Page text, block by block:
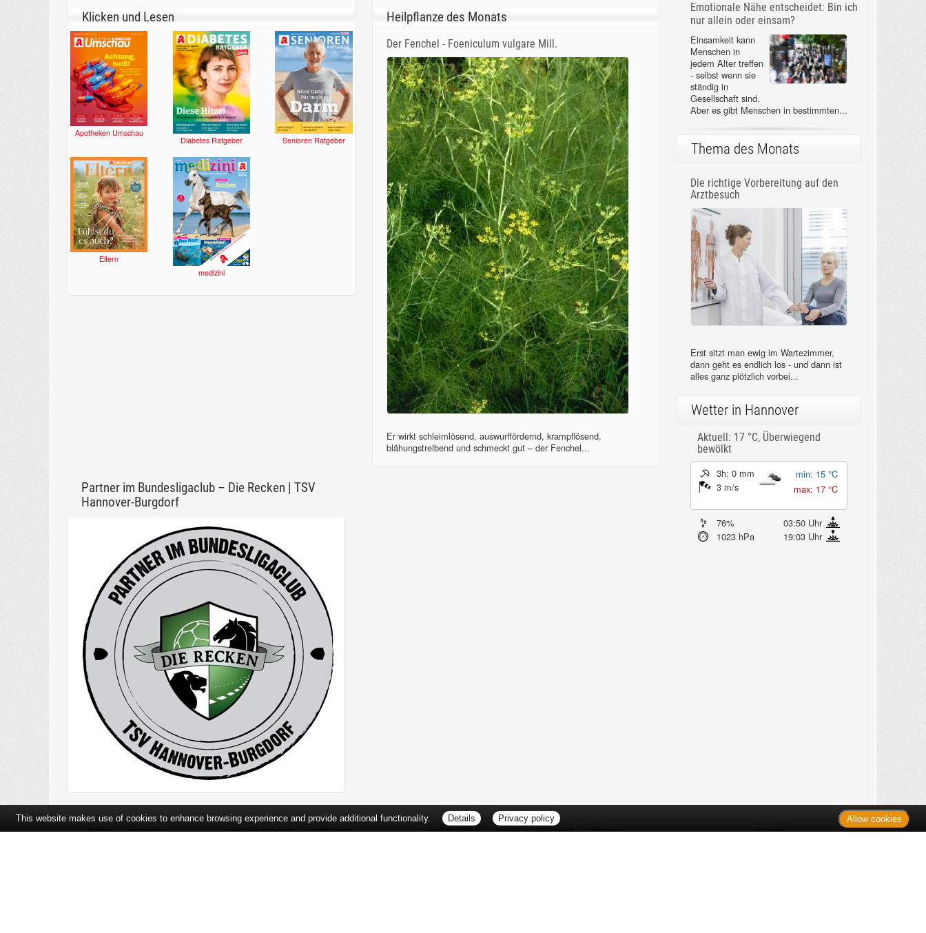
Klicken und Lesen
Apotheken Umschau
Diabetes Ratgeber Senioren Ratgeber
Eltern
medizini
Heilpflanze des Monats
Der Fenchel - Foeniculum vulgare Mill.
Er wirkt schleimlösend, auswurffördernd, krampflösend,
blähungstreibend und schmeckt gut – der Fenchel...
Partner im Bundesligaclub – Die Recken | TSV
Hannover-Burgdorf
Emotionale Nähe entscheidet: Bin ich
nur allein oder einsam?
Einsamkeit kann
Menschen in
jedem Alter treffen
- selbst wenn sie
ständig in
Gesellschaft sind.
Aber es gibt Menschen in bestimmten...
Thema des Monats
Die richtige Vorbereitung auf den
Arztbesuch
Erst sitzt man ewig im Wartezimmer,
dann geht es endlich los - und dann ist
alles ganz plötzlich vorbei...
Wetter in Hannover
Aktuell: 17 °C, Überwiegend
bewölkt
3h: 0 mm
3 m/s
min: 15 °C
max: 17 °C
76%
03:50 Uhr
1023 hPa
19:03 Uhr
Home Über uns Gesundheits-App Leistungen Vorbestellung Aktion Notdienst Wissen Kontakt
This website makes use of cookies to enhance browsing experience and provide additional functionality. Details Privacy policy Allow cookies